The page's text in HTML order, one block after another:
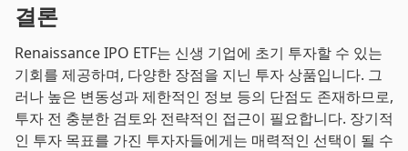
결론
Renaissance IPO ETF는 신생 기업에 초기 투자할 수 있는
기회를 제공하며, 다양한 장점을 지닌 투자 상품입니다. 그
러나 높은 변동성과 제한적인 정보 등의 단점도 존재하므로,
투자 전 충분한 검토와 전략적인 접근이 필요합니다. 장기적
인 투자 목표를 가진 투자자들에게는 매력적인 선택이 될 수